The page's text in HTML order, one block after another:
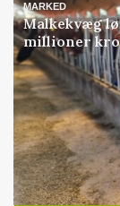
MARKED
Malkekvæg
millioner